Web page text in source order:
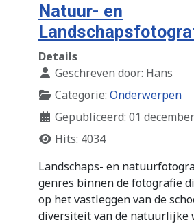
Natuur- en
Details
Geschreven door: Hans
Categorie: Onderwerpen
Gepubliceerd: 01
Hits: 4034
Landschaps- en
genres binnen de fotografie
op het vastleggen van de
diversiteit van de natuurlijke